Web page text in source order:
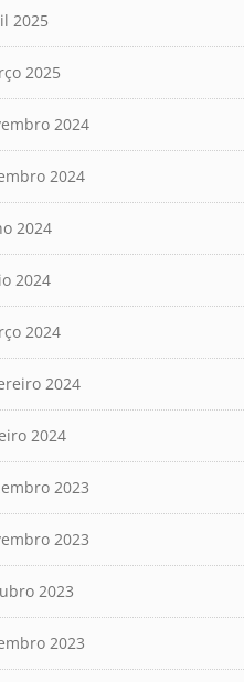
2025
2025
2024
2024
2024
2024
2024
2024
2024
2023
2023
2023
2023